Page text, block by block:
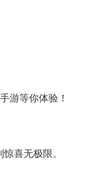
游等你体验！
喜无极限。